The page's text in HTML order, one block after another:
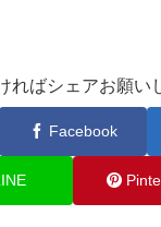
ればシェアお願い
Facebook